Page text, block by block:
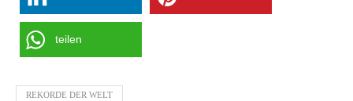
teilen
REKORDE DER WELT